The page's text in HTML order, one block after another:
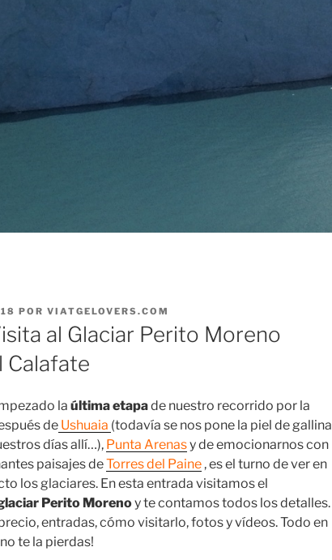
POR VIATGELOVERS.COM
al Glaciar Perito Moreno
Calafate
la última etapade nuestro recorrido por la
de Ushuaia (todavía se nos pone la piel de gallina
días allí…), Punta Arenasy de emocionarnos con
paisajes deTorres del Paine , es el turno de ver en
los glaciares. En esta entrada visitamos el
Perito Morenoy te contamos todos los detalles.
entradas, cómo visitarlo, fotos y vídeos. Todo en
te la pierdas!